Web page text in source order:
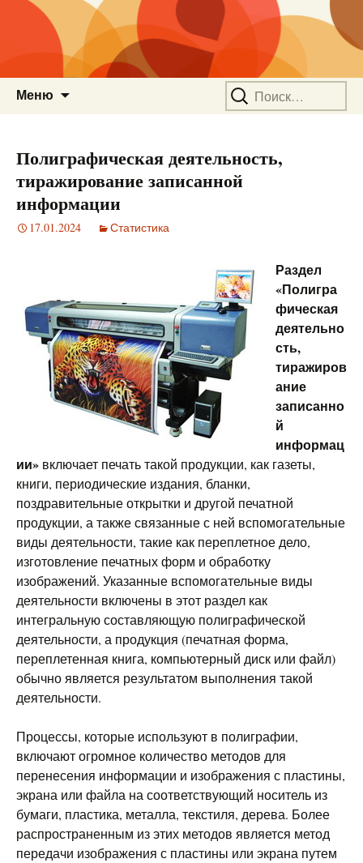
Меню Найти:
Полиграфическая деятельность,
тиражирование записанной
информации
17.01.2024 Статистика
Раздел
«Полигра
фическая
деятельно
сть,
тиражиров
ание
записанно
й
информац
ии» включает печать такой продукции, как газеты,
книги, периодические издания, бланки,
поздравительные открытки и другой печатной
продукции, а также связанные с ней вспомогательные
виды деятельности, такие как переплетное дело,
изготовление печатных форм и обработку
изображений. Указанные вспомогательные виды
деятельности включены в этот раздел как
интегральную составляющую полиграфической
деятельности, а продукция (печатная форма,
переплетенная книга, компьютерный диск или файл)
обычно является результатом выполнения такой
деятельности.
Процессы, которые используют в полиграфии,
включают огромное количество методов для
перенесения информации и изображения с пластины,
экрана или файла на соответствующий носитель из
бумаги, пластика, металла, текстиля, дерева. Более
распространенным из этих методов является метод
передачи изображения с пластины или экрана путем